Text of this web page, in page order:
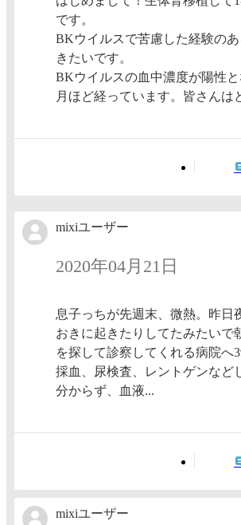
です。
BKウイルスで苦慮した経験の
きたいです。
BKウイルスの血中濃度が陽性
月ほど経っています。皆さんは
mixiユーザー
2020年04月21日
息子っちが先週末、微熱。昨日
おきに起きたりしてたみたいで
を探して診察してくれる病院へ
採血、尿検査、レントゲンなど
分からず、血液...
mixiユーザー